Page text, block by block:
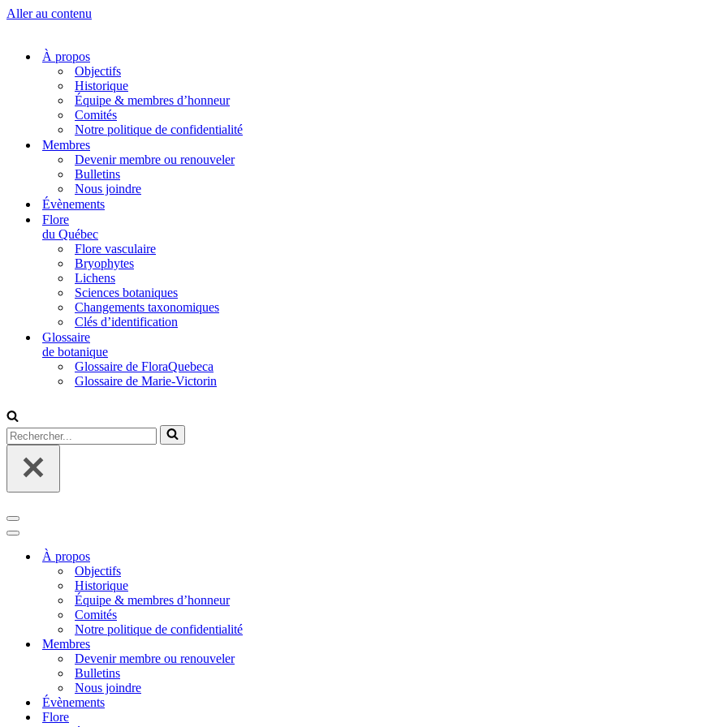
Aller au contenu
À propos
Objectifs
Historique
Équipe & membres d’honneur
Comités
Notre politique de confidentialité
Membres
Devenir membre ou renouveler
Bulletins
Nous joindre
Évènements
Flore
du Québec
Flore vasculaire
Bryophytes
Lichens
Sciences botaniques
Changements taxonomiques
Clés d’identification
Glossaire
de botanique
Glossaire de FloraQuebeca
Glossaire de Marie-Victorin
Rechercher...
Menu
de
navigation
Menu
navigationÀ propos
Objectifs
Historique
Équipe & membres d’honneur
Comités
Notre politique de confidentialité
Membres
Devenir membre ou renouveler
Bulletins
Nous joindre
Évènements
Flore